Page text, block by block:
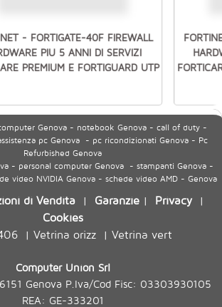
- FORTIGATE-40F FIREWALL
PIU 5 ANNI DI SERVIZI
PREMIUM E FORTIGUARD UTP
Genova - notebook Genova - call of duty -
pc Genova - pc ricondizionati Genova - Pc
Refurbished Genova
- personal computer Genova - stampanti Genova -
video NVIDIA Genova - schede video AMD - Genova
di Vendita | Garanzie | Privacy|
Cookies
| Vetrina orizz| Vetrina vert
Computer Union Srl
Genova P.Iva/Cod Fisc: 03303930105
REA: GE-333201